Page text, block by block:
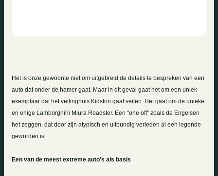
Het is onze gewoonte niet om uitgebreid de details te bespreken van een
auto dat onder de hamer gaat. Maar in dit geval gaat het om een uniek
exemplaar dat het veilinghuis Kidston gaat veilen. Het gaat om de unieke
en enige Lamborghini Miura Roadster. Een “one off” zoals de Engelsen
het zeggen, dat door zijn atypisch en uitbundig verleden al een legende
geworden is.
Een van de meest extreme auto’s als basis